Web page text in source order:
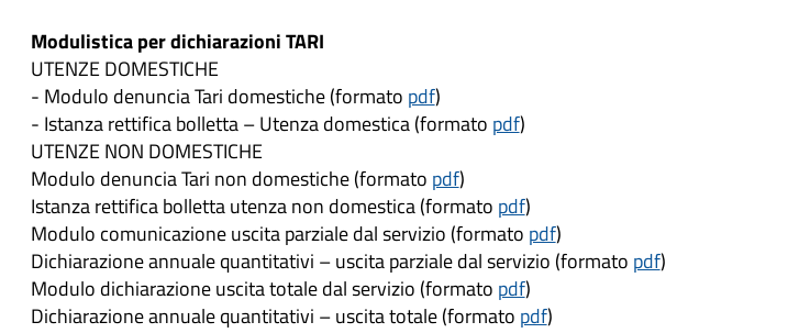
Modulistica per dichiarazioni TARI
UTENZE DOMESTICHE
- Modulo denuncia Tari domestiche (formato pdf)
- Istanza rettifica bolletta – Utenza domestica (formato pdf)
UTENZE NON DOMESTICHE
Modulo denuncia Tari non domestiche (formato pdf)
Istanza rettifica bolletta utenza non domestica (formato pdf)
Modulo comunicazione uscita parziale dal servizio (formato pdf)
Dichiarazione annuale quantitativi – uscita parziale dal servizio (formato pdf)
Modulo dichiarazione uscita totale dal servizio (formato pdf)
Dichiarazione annuale quantitativi – uscita totale (formato pdf)